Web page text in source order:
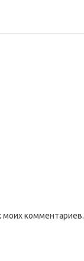
моих комментариев.